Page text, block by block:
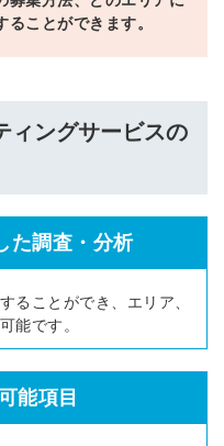
ことができます。
ィングサービスの
た調査・分析
ることができ、エリア、
能です。
能項目